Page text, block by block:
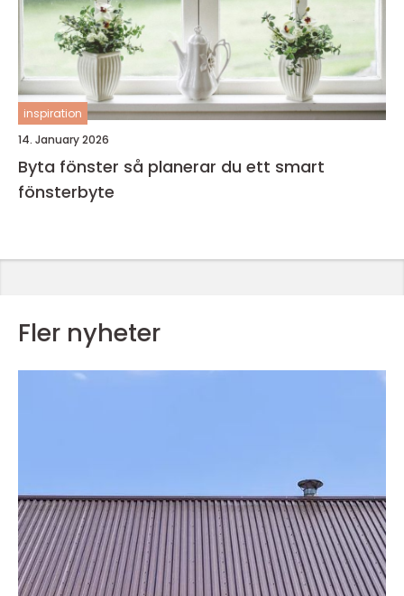
inspiration
14. January 2026
Byta fönster så planerar du ett smart
fönsterbyte
Fler nyheter